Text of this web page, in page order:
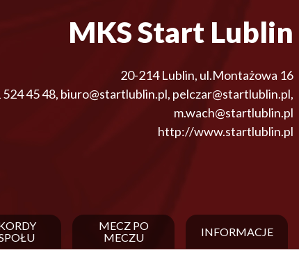
MKS Start Lublin
20-214 Lublin, ul.Montażowa 16
524 45 48, biuro@startlublin.pl, pelczar@startlublin.pl,
m.wach@startlublin.pl
http://www.startlublin.pl
MECZ PO
MECZU
INFORMACJE